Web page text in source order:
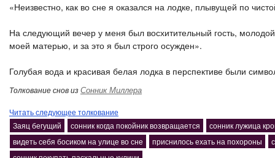
«Неизвестно, как во сне я оказался на лодке, плывущей по
На следующий вечер у меня был восхитительный гость,
моей матерью, и за это я был строго осужден».
Голубая вода и красивая белая лодка в перспективе были
Толкование снов изСонник Миллера
Читать следующее толкование
Заяц бегущий
сонник когда покойник возвращается
сонник лужица
видеть себя босиком на улице во сне
приснилось ехать на похороны